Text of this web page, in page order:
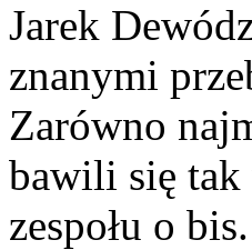
Jarek
znanymi
Zarówno
bawili się tak
zespołu o